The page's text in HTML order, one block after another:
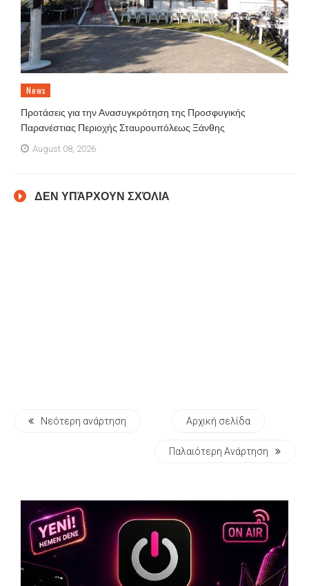
News
Προτάσεις για την Ανασυγκρότηση της Προσφυγικής
Παρανέστιας Περιοχής Σταυρουπόλεως Ξάνθης
August 08, 2026
ΔΕΝ ΥΠΆΡΧΟΥΝ ΣΧΌΛΙΑ
Νεότερη ανάρτηση Αρχική σελίδα
Παλαιότερη Ανάρτηση